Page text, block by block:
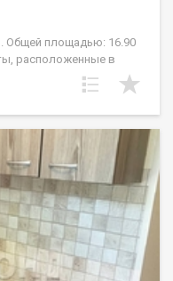
Общей площадью: 16.90
расположенные в
Новосибирска.
метров, на 3 этаже
для инвесторов очень
в аренду. Квартира
оборудован системой
Район предлагает
комфортной жизни. В
все необходимые
фитнес-клубы и
преимуществом